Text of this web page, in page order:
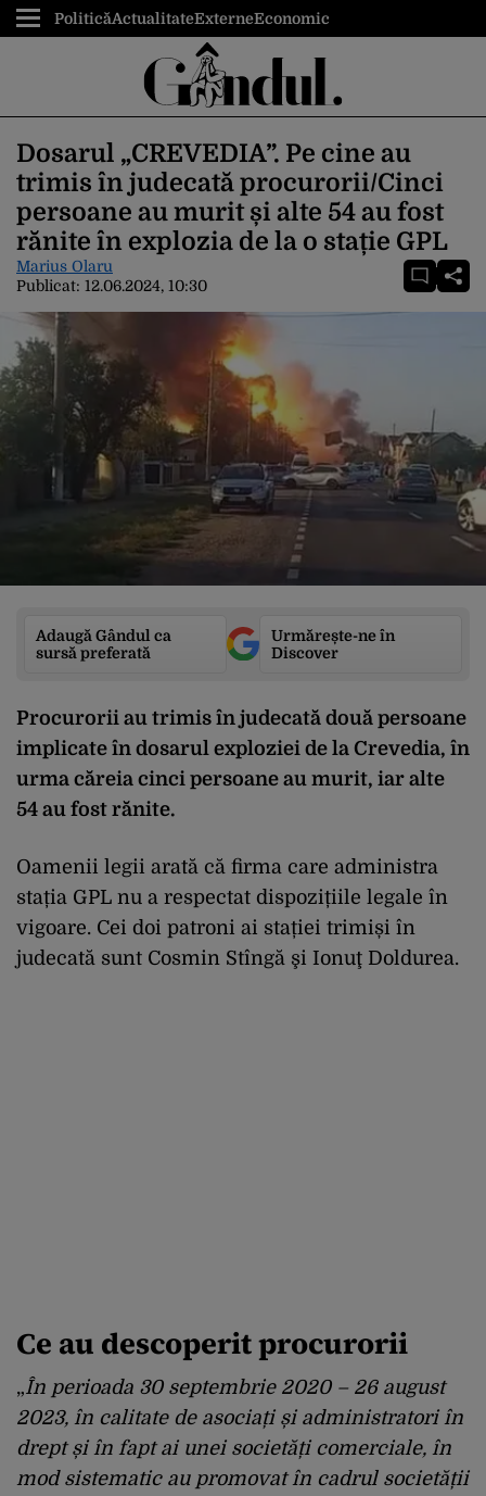
PoliticăActualitateExterneEconomic
Dosarul „CREVEDIA”. Pe cine au
trimis în judecată procurorii/Cinci
persoane au murit și alte 54 au fost
rănite în explozia de la o stație GPL
Marius Olaru
Publicat: 12.06.2024, 10:30
Adaugă Gândul ca
sursă preferată
Urmărește-ne în
Discover
Procurorii au trimis în judecată două persoane
implicate în dosarul exploziei de la Crevedia, în
urma căreia cinci persoane au murit, iar alte
54 au fost rănite.
Oamenii legii arată că firma care administra
stația GPL nu a respectat dispozițiile legale în
vigoare. Cei doi patroni ai stației trimiși în
judecată sunt Cosmin Stîngă şi Ionuţ Doldurea.
Ce au descoperit procurorii
„În perioada 30 septembrie 2020 – 26 august
2023, în calitate de asociați și administratori în
drept și în fapt ai unei societăți comerciale, în
mod sistematic au promovat în cadrul societății